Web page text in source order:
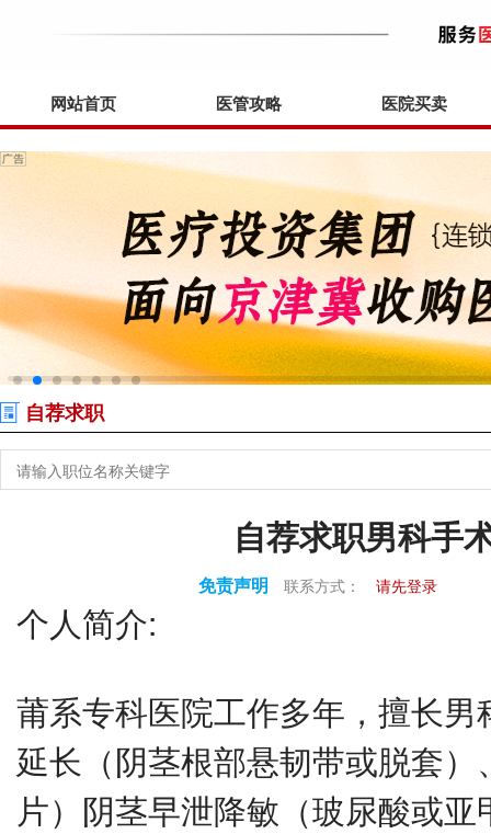
网站首页 医管攻略 医院买卖
自荐求职
自荐求职男科手
免责声明 联系方式： 请先登录
个人简介:
莆系专科医院工作多年，擅长
延长（阴茎根部悬韧带或脱套
片）阴茎早泄降敏（玻尿酸或